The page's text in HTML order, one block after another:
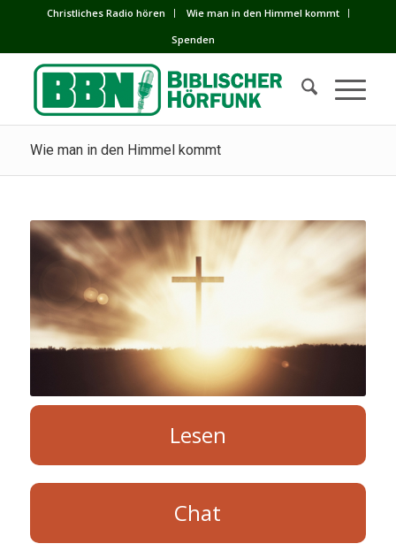
Сhristliches Radio hören
Wie man in den Himmel kommt
Spenden
Wie man in den Himmel kommt
Lesen
Chat